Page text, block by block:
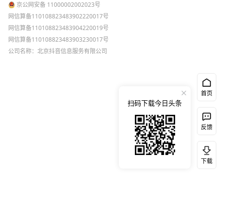
京公网安备 11000002002023号
网信算备110108823483902220017号
网信算备110108823483904220019号
网信算备110108823483903230017号
公司名称：北京抖音信息服务有限公司
首页
反馈
下载
扫码下载今日头条